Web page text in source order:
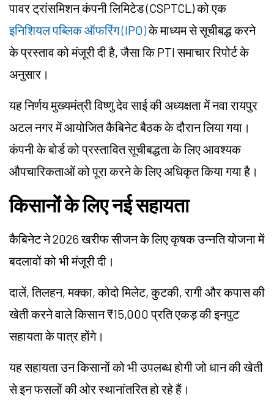
पावर ट्रांसमिशन कंपनी लिमिटेड (CSPTCL) को एक
इनिशियल पब्लिक ऑफरिंग (IPO)के माध्यम से सूचीबद्ध करने
के प्रस्ताव को मंजूरी दी है, जैसा कि PTI समाचार रिपोर्ट के
अनुसार।
यह निर्णय मुख्यमंत्री विष्णु देव साई की अध्यक्षता में नवा रायपुर
अटल नगर में आयोजित कैबिनेट बैठक के दौरान लिया गया।
कंपनी के बोर्ड को प्रस्तावित सूचीबद्धता के लिए आवश्यक
औपचारिकताओं को पूरा करने के लिए अधिकृत किया गया है।
किसानों के लिए नई सहायता
कैबिनेट ने 2026 खरीफ सीजन के लिए कृषक उन्नति योजना में
बदलावों को भी मंजूरी दी।
दालें, तिलहन, मक्का, कोदो मिलेट, कुटकी, रागी और कपास की
खेती करने वाले किसान ₹15,000 प्रति एकड़ की इनपुट
सहायता के पात्र होंगे।
यह सहायता उन किसानों को भी उपलब्ध होगी जो धान की खेती
से इन फसलों की ओर स्थानांतरित हो रहे हैं।